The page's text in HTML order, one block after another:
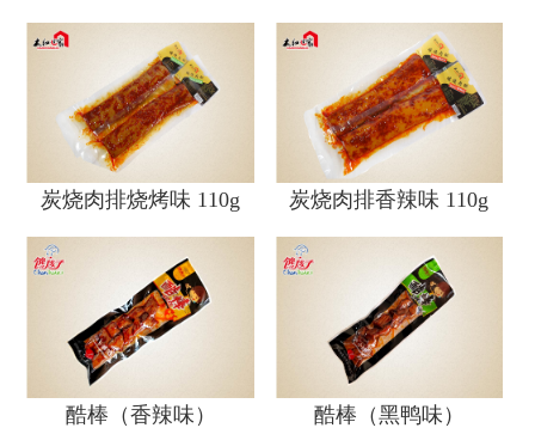
炭烧肉排烧烤味 110g 炭烧肉排香辣味 110g
酷棒（香辣味） 酷棒（黑鸭味）